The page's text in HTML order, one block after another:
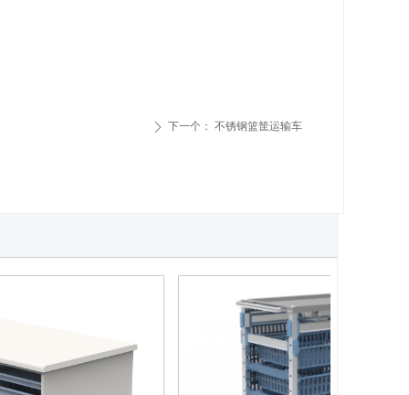
ꄲ 下一个： 不锈钢篮筐运输车